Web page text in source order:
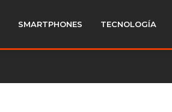
SMARTPHONES TECNOLOGÍA